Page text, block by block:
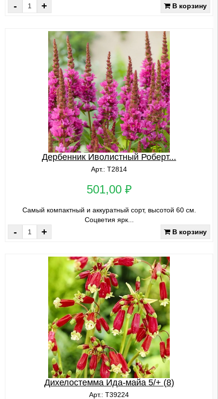
- + В корзину
Дербенник Иволистный Роберт...
Арт.: Т2814
501,00 ₽
Самый компактный и аккуратный сорт, высотой 60 см.
Соцветия ярк...
- + В корзину
Дихелостемма Ида-майа 5/+ (8)
Арт.: Т39224